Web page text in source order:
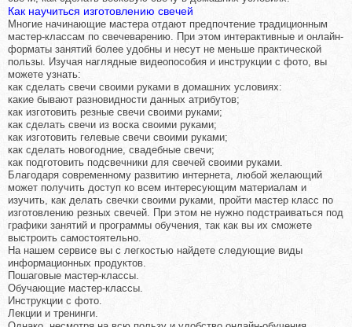
Как научиться изготовлению свечей
Многие начинающие мастера отдают предпочтение традиционным
мастер-классам по свечеварению. При этом интерактивные и онлайн-
форматы занятий более удобны и несут не меньше практической
пользы. Изучая наглядные видеопособия и инструкции с фото, вы
можете узнать:
как сделать свечи своими руками в домашних условиях:
какие бывают разновидности данных атрибутов;
как изготовить резные свечи своими руками;
как сделать свечи из воска своими руками;
как изготовить гелевые свечи своими руками;
как сделать новогодние, свадебные свечи;
как подготовить подсвечники для свечей своими руками.
Благодаря современному развитию интернета, любой желающий
может получить доступ ко всем интересующим материалам и
изучить, как делать свечки своими руками, пройти мастер класс по
изготовлению резных свечей. При этом не нужно подстраиваться под
графики занятий и программы обучения, так как вы их сможете
выстроить самостоятельно.
На нашем сервисе вы с легкостью найдете следующие виды
информационных продуктов.
Пошаговые мастер-классы.
Обучающие мастер-классы.
Инструкции с фото.
Лекции и тренинги.